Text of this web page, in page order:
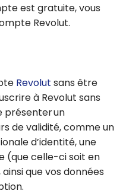
est gratuite, vous
Revolut.
Revolut sans être
à Revolut sans
présenter un
de validité, comme un
d’identité, une
(que celle-ci soit en
que vos données